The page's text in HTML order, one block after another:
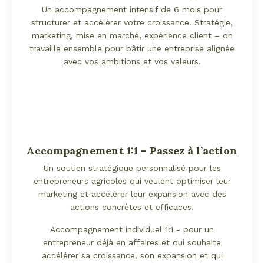
Un accompagnement intensif de 6 mois pour
structurer et accélérer votre croissance. Stratégie,
marketing, mise en marché, expérience client – on
travaille ensemble pour bâtir une entreprise alignée
avec vos ambitions et vos valeurs.
Accompagnement 1:1 – Passez à l’action
Un soutien stratégique personnalisé pour les
entrepreneurs agricoles qui veulent optimiser leur
marketing et accélérer leur expansion avec des
actions concrètes et efficaces.
Accompagnement individuel 1:1 - pour un
entrepreneur déjà en affaires et qui souhaite
accélérer sa croissance, son expansion et qui